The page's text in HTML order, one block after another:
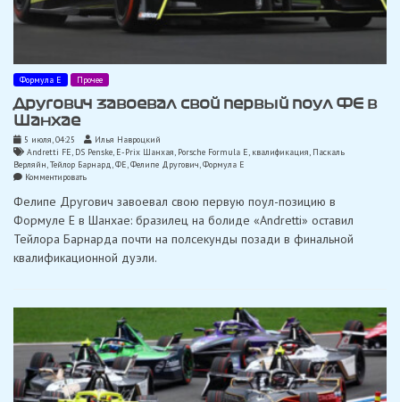
Формула Е Прочее
Другович завоевал свой первый поул ФЕ в
Шанхае
5 июля, 04:25
Илья Навроцкий
Andretti FE, DS Penske, E-Prix Шанхая, Porsche Formula E, квалификация, Паскаль
Верляйн,Тейлор Барнард,ФЕ,Фелипе Другович,Формула Е
Комментироватьon
завоевал
свой
первый
поул
в
Фелипе Другович завоевал свою первую поул-позицию в
Формуле E в Шанхае: бразилец на болиде «Andretti» оставил
Тейлора Барнарда почти на полсекунды позади в финальной
квалификационной дуэли.